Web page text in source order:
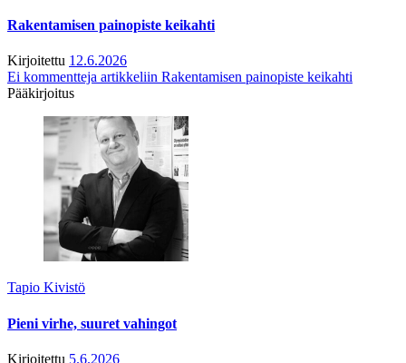
Rakentamisen painopiste keikahti
Kirjoitettu 12.6.2026
Ei kommentteja artikkeliin Rakentamisen painopiste keikahti
Pääkirjoitus
Tapio Kivistö
Pieni virhe, suuret vahingot
Kirjoitettu 5.6.2026